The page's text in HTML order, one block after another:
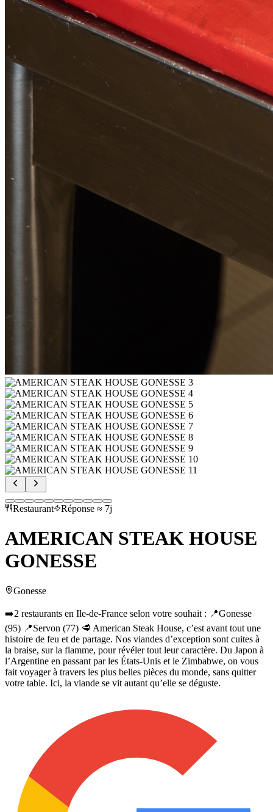
Restaurant Réponse ≈ 7j
AMERICAN STEAK HOUSE
GONESSE
Gonesse
➡️2 restaurants en Ile-de-France selon votre souhait : 📍Gonesse
(95) 📍Servon (77) 🥩 American Steak House, c’est avant tout une
histoire de feu et de partage. Nos viandes d’exception sont cuites à
la braise, sur la flamme, pour révéler tout leur caractère. Du Japon à
l’Argentine en passant par les États-Unis et le Zimbabwe, on vous
fait voyager à travers les plus belles pièces du monde, sans quitter
votre table. Ici, la viande se vit autant qu’elle se déguste.